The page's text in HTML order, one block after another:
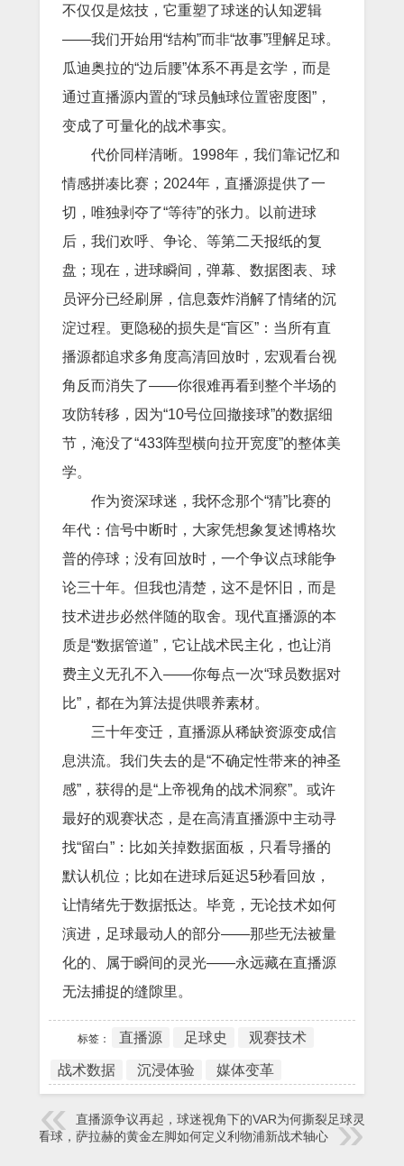
不仅仅是炫技，它重塑了球迷的认知逻辑
——我们开始用“结构”而非“故事”理解足球。
瓜迪奥拉的“边后腰”体系不再是玄学，而是
通过直播源内置的“球员触球位置密度图”，
变成了可量化的战术事实。
代价同样清晰。1998年，我们靠记忆和
情感拼凑比赛；2024年，直播源提供了一
切，唯独剥夺了“等待”的张力。以前进球
后，我们欢呼、争论、等第二天报纸的复
盘；现在，进球瞬间，弹幕、数据图表、球
员评分已经刷屏，信息轰炸消解了情绪的沉
淀过程。更隐秘的损失是“盲区”：当所有直
播源都追求多角度高清回放时，宏观看台视
角反而消失了——你很难再看到整个半场的
攻防转移，因为“10号位回撤接球”的数据细
节，淹没了“433阵型横向拉开宽度”的整体美
学。
作为资深球迷，我怀念那个“猜”比赛的
年代：信号中断时，大家凭想象复述博格坎
普的停球；没有回放时，一个争议点球能争
论三十年。但我也清楚，这不是怀旧，而是
技术进步必然伴随的取舍。现代直播源的本
质是“数据管道”，它让战术民主化，也让消
费主义无孔不入——你每点一次“球员数据对
比”，都在为算法提供喂养素材。
三十年变迁，直播源从稀缺资源变成信
息洪流。我们失去的是“不确定性带来的神圣
感”，获得的是“上帝视角的战术洞察”。或许
最好的观赛状态，是在高清直播源中主动寻
找“留白”：比如关掉数据面板，只看导播的
默认机位；比如在进球后延迟5秒看回放，
让情绪先于数据抵达。毕竟，无论技术如何
演进，足球最动人的部分——那些无法被量
化的、属于瞬间的灵光——永远藏在直播源
无法捕捉的缝隙里。
标签： 直播源 足球史 观赛技术
战术数据 沉浸体验 媒体变革
直播源争议再起，球迷视角下的VAR为何撕裂足球灵魂
手机看球，萨拉赫的黄金左脚如何定义利物浦新战术轴心